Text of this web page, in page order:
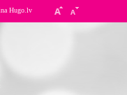
Hugo.lv